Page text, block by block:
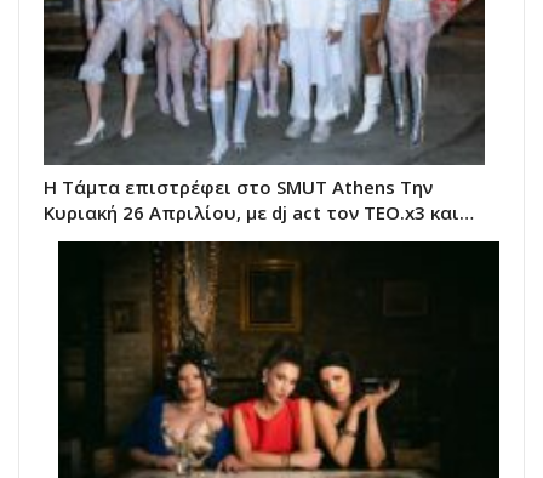
Η Τάμτα επιστρέφει στο SMUT Athens Tην
Κυριακή 26 Απριλίου, με dj act τον TEO.x3 και…